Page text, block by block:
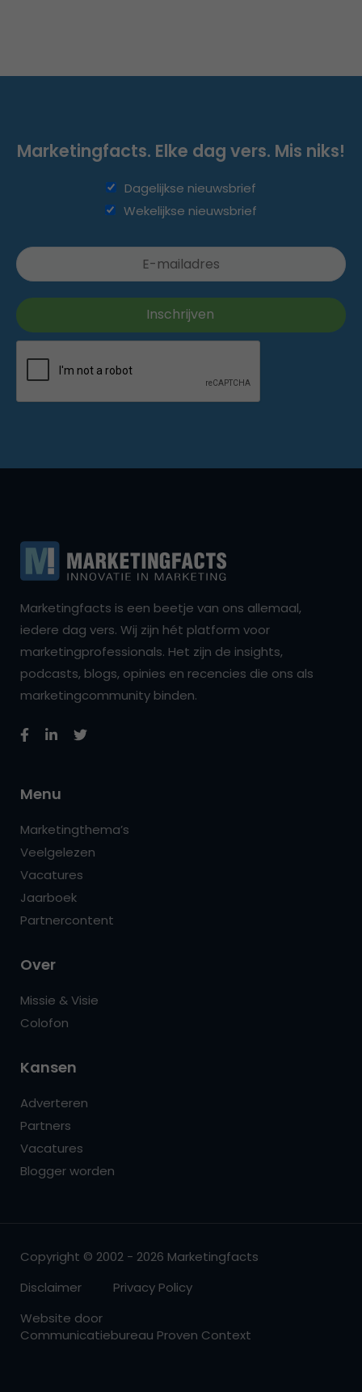
Marketingfacts. Elke dag vers. Mis niks!
Dagelijkse nieuwsbrief
Wekelijkse nieuwsbrief
Marketingfacts is een beetje van ons allemaal,
iedere dag vers. Wij zijn hét platform voor
marketingprofessionals. Het zijn de insights,
podcasts, blogs, opinies en recencies die ons als
marketingcommunity binden.
Menu
Marketingthema’s
Veelgelezen
Vacatures
Jaarboek
Partnercontent
Over
Missie & Visie
Colofon
Kansen
Adverteren
Partners
Vacatures
Blogger worden
Copyright © 2002 - 2026 Marketingfacts
Disclaimer
Privacy Policy
Website door
Communicatiebureau Proven Context